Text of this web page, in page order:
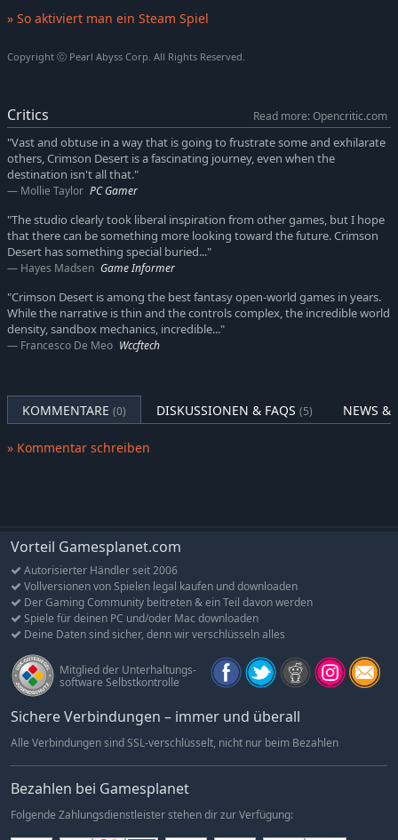
Eure Fähigkeiten perfektionieren oder verschiedene Elemente
mit einer Vielzahl von Waffen und Fähigkeiten Euren Eigenen
Kampfstil zu formen – und stetig stärker zu werden.
Der Beginn des Schicksals
In Pailune auf dem Kontinent Pywel herrscht ein zerbrechliches
Gleichgewicht zwischen verschiedenen Mächten.
An Kliffs Seite standen stets seine Kameraden Oongka, Yann
und Naira – treue Mitglieder der Graumähnenbande.
Doch diese fragile Balance wurde durch den Überfall der
Schwarzbären jäh zerstört.
Manche kämpften, um zu beschützen, andere, um zu rauben.
Im Kampf gegen die Schwarzbären fallen Kliffs Kameraden
Schließlich werden Kliff und die Graumähnen nach einem
erbitterten Gefecht mit Myurdin, dem Anführer der
Schwarzbären, auseinandergerissen.
nehmen.
Doch auf diesem Weg begegnet er jenen, die die Ordnung des
Kontinents zu stürzen versuchen –
und stößt auf eine neue Mission, von der er bislang nichts
ahnte.
» So aktiviert man ein Steam Spiel
Copyright ⓒ Pearl Abyss Corp. All Rights Reserved.
Critics
Read more: Opencritic.com
"Vast and obtuse in a way that is going to frustrate some and exhilarate
others, Crimson Desert is a fascinating journey, even when the
destination isn't all that."
Mollie Taylor PC Gamer
"The studio clearly took liberal inspiration from other games, but I hope
that there can be something more looking toward the future. Crimson
Desert has something special buried..."
Hayes Madsen Game Informer
"Crimson Desert is among the best fantasy open-world games in years.
While the narrative is thin and the controls complex, the incredible world
density, sandbox mechanics, incredible..."
Francesco De Meo Wccftech
KOMMENTARE (0) DISKUSSIONEN & FAQS (5) NEWS &
» Kommentar schreiben
Vorteil Gamesplanet.com
Autorisierter Händler seit 2006
Vollversionen von Spielen legal kaufen und downloaden
Der Gaming Community beitreten & ein Teil davon werden
Spiele für deinen PC und/oder Mac downloaden
Deine Daten sind sicher, denn wir verschlüsseln alles
Mitglied der Unterhaltungs-
software Selbstkontrolle
Sichere Verbindungen – immer und überall
Alle Verbindungen sind SSL-verschlüsselt, nicht nur beim Bezahlen
Bezahlen bei Gamesplanet
Folgende Zahlungsdienstleister stehen dir zur Verfügung: